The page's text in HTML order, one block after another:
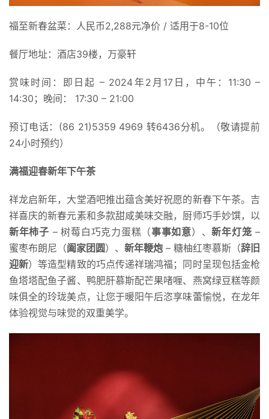
福至新春盆菜：人民币2,288元净价 / 适用于8-10位
餐厅地址：酒店39楼，万豪轩
赏味时间：即日起 – 2024年2月17日，中午：11:30 –
14:30；晚间： 17:30 – 21:00
预订电话：(86 21)5359 4969 转6436分机。（敬请提前
24小时预约）
满福迎春新年下午茶
祥龙启新年，大堂酒吧推出蕴含美好祝愿的新春下午茶。吉
祥喜庆的新春元素和多款甜咸美味交融，厨师巧手妙馔，以
新年柿子 – 树莓白巧克力蛋糕（事事如意）、新年灯笼 –
蜜枣布朗尼（阖家团圆）、 新年鞭炮 – 糖柚红枣慕斯（辞旧
迎新）等造型精致的巧点传递祥瑞鸿福；同时呈现包括金枪
鱼塔塔配鱼子酱、鸭肥肝慕斯配芒果啫喱、燕窝绿豆糕等颜
味俱全的玲珑美点，让您于暖阳午后恣享味蕾愉悦，在龙年
体验视觉与味觉的双重美学。